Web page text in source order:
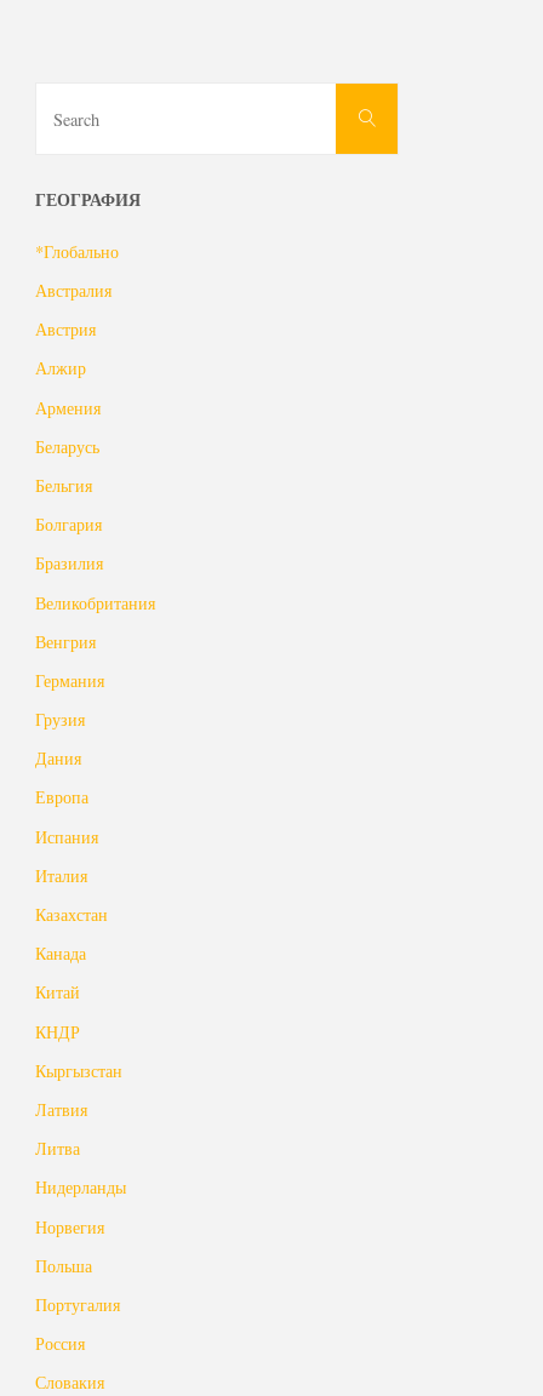
Search
ГЕОГРАФИЯ
*Глобально
Австралия
Австрия
Алжир
Армения
Беларусь
Бельгия
Болгария
Бразилия
Великобритания
Венгрия
Германия
Грузия
Дания
Европа
Испания
Италия
Казахстан
Канада
Китай
КНДР
Кыргызстан
Латвия
Литва
Нидерланды
Норвегия
Польша
Португалия
Россия
Словакия